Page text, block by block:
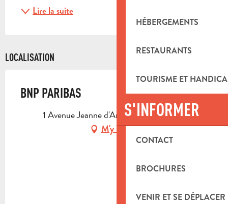
HÉBERGEMENTS
RESTAURANTS
TOURISME ET
S'INFORMER
CONTACT
BROCHURES
VENIR ET SE DÉPLACER
Lire la suite
LOCALISATION
BNP PARIBAS
1 Avenue Jeanne d'Arc, 13400 Aubagne
M'y rendre